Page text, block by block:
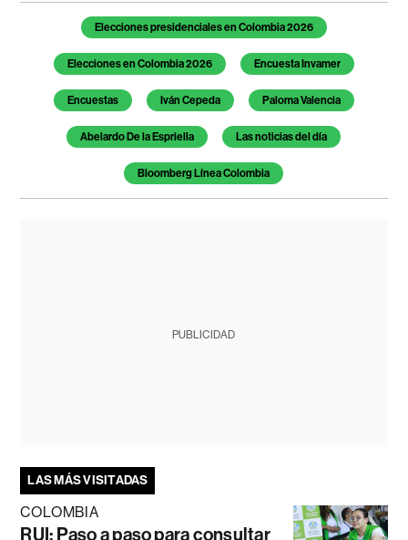
Temas de este artículo
Elecciones presidenciales en Colombia 2026
Elecciones en Colombia 2026 Encuesta Invamer
Encuestas Iván Cepeda Paloma Valencia
Abelardo De la Espriella Las noticias del día
Bloomberg Línea Colombia
PUBLICIDAD
LAS MÁS VISITADAS
COLOMBIA
RUI: Paso a paso para consultar